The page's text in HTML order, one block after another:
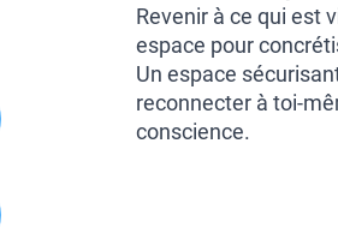
Revenir à ce qui est
espace pour
Un espace
reconnecter à toi-
conscience.